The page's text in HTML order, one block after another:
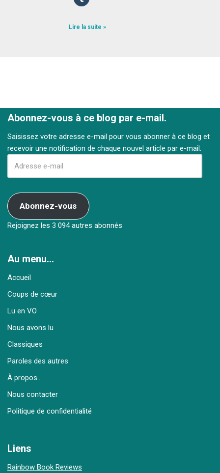
Lire la suite »
Abonnez-vous à ce blog par e-mail.
Saisissez votre adresse e-mail pour vous abonner à ce blog et
recevoir une notification de chaque nouvel article par e-mail.
Abonnez-vous
Rejoignez les 3 094 autres abonnés
Au menu…
Accueil
Coups de cœur
Lu en VO
Nous avons lu
Classiques
Paroles des autres
À propos…
Nous contacter
Politique de confidentialité
Liens
Rainbow Book Reviews